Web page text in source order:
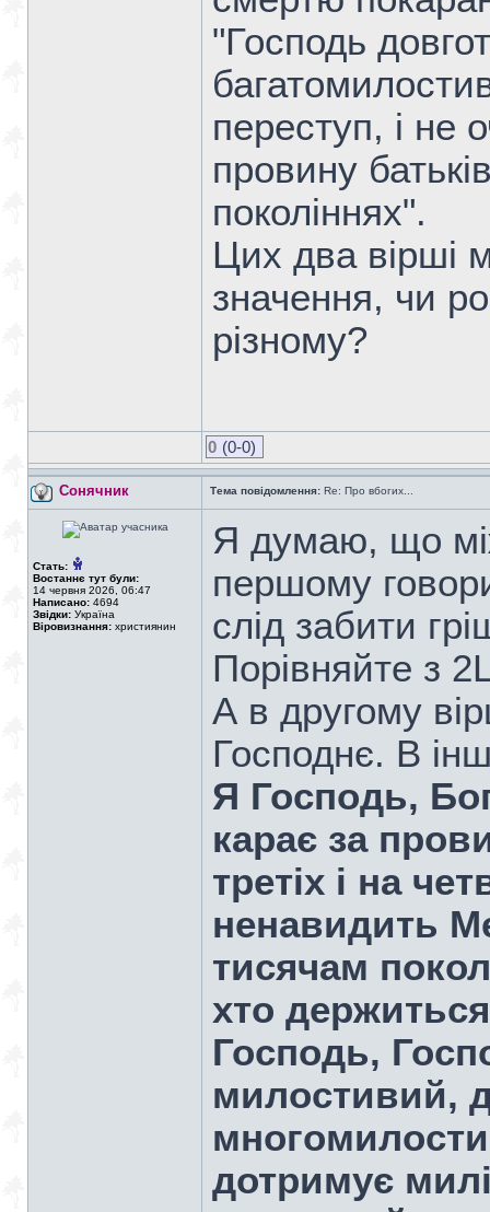
"Господь
переступ, і не
провину
поколіннях".
Цих два вірші
значення, чи
різному?
0 (0-0)
Сонячник Тема повідомлення: Re: Про вбогих...
Стать:
Востаннє тут були:
14 червня 2026, 06:47
Написано: 4694
Звідки: Україна
Віровизнання: християнин
Я думаю, що
першому
слід забити
Порівняйте з
А в другому
Господнє. В
Я Господь,
карає за
третіх і на
ненавидить
тисячам
хто
Господь,
милостивий,
дотримує